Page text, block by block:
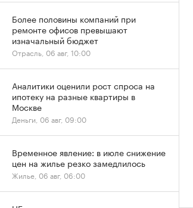
Более половины компаний при
ремонте офисов превышают
изначальный бюджет
Отрасль, 06 авг, 10:00
Аналитики оценили рост спроса на
ипотеку на разные квартиры в
Москве
Деньги, 06 авг, 09:00
Временное явление: в июле снижение
цен на жилье резко замедлилось
Жилье, 06 авг, 06:00